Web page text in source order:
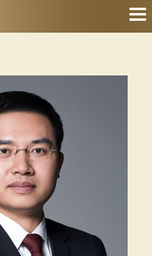
房产纠纷
合同纠纷
征地拆迁
劳动纠纷
关于我们